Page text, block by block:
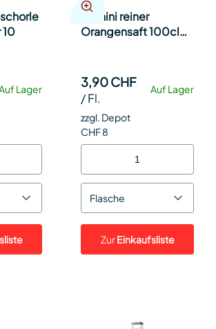
Lager
Granini reiner
Orangensaft 100cl
Auf Lager
3,90 CHF
/Fl.
zzgl. Depot
CHF 8
Flasche
ZurEinkaufsliste